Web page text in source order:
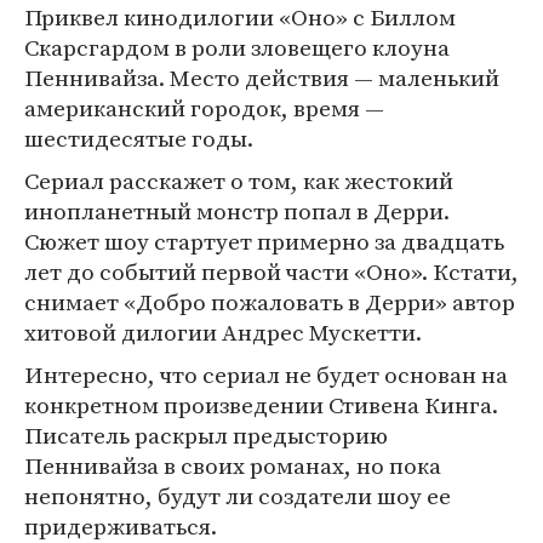
Приквел кинодилогии «Оно» с Биллом
Скарсгардом в роли зловещего клоуна
Пеннивайза. Место действия — маленький
американский городок, время —
шестидесятые годы.
Сериал расскажет о том, как жестокий
инопланетный монстр попал в Дерри.
Сюжет шоу стартует примерно за двадцать
лет до событий первой части «Оно». Кстати,
снимает «Добро пожаловать в Дерри» автор
хитовой дилогии Андрес Мускетти.
Интересно, что сериал не будет основан на
конкретном произведении Стивена Кинга.
Писатель раскрыл предысторию
Пеннивайза в своих романах, но пока
непонятно, будут ли создатели шоу ее
придерживаться.